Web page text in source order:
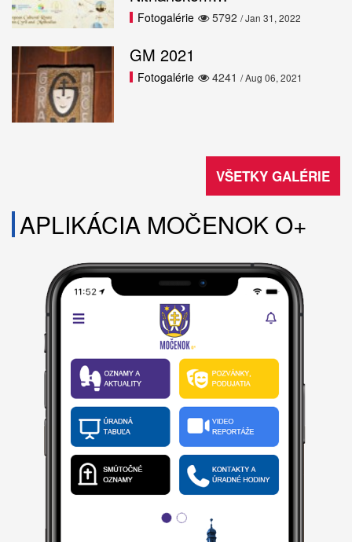
5792
Fotogalérie / Jan 31, 2022
GM 2021
4241
Fotogalérie / Aug 06, 2021
VŠETKY GALÉRIE
APLIKÁCIA MOČENOK O+